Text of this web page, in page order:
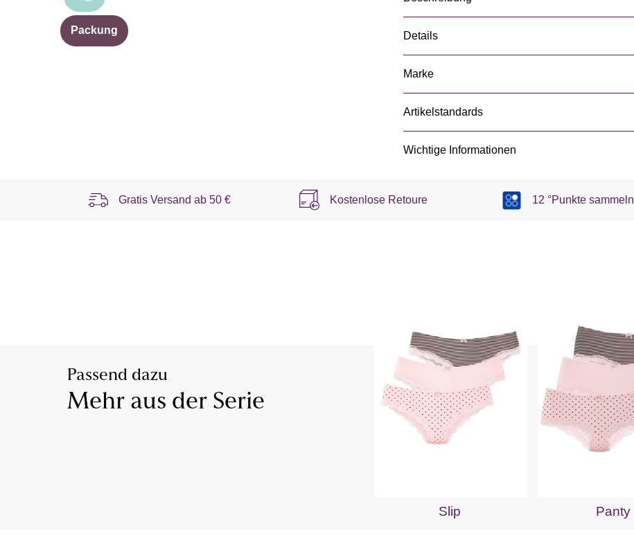
Packung Details
Marke
Artikelstandards
Wichtige Informationen
Gratis Versand ab 50 € Kostenlose Retoure 12 °Punkte sammeln
Passend dazu
Mehr aus der Serie
Slip Panty